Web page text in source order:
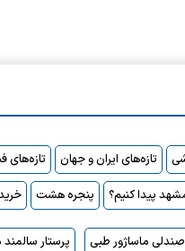
تازه‌های ایران و جهان تازه‌های
پنجره هشت
صندلی ماساژور طبی پرستار